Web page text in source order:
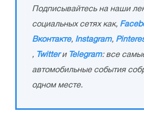
Подписывайтесь на наши
социальных сетях как,
Вконтакте, Instagram,
, Twitterи Telegram: все
автомобильные события
одном месте.